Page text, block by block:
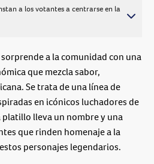
a los votantes a centrarse en la
a la comunidad con una
que mezcla sabor,
Se trata de una línea de
en icónicos luchadores de
platillo lleva un nombre y una
que rinden homenaje a la
personajes legendarios.